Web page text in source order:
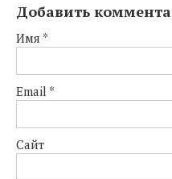
Добавить
Имя *
Email *
Сайт